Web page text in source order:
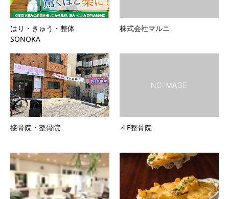
はり・きゅう・整体
SONOKA
株式会社マルニ
接骨院・整骨院 ４F整骨院